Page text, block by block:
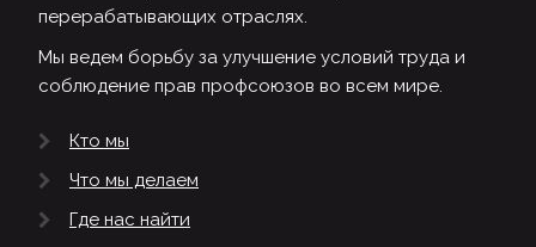
перерабатывающих отраслях.
Мы ведем борьбу за улучшение условий труда и
соблюдение прав профсоюзов во всем мире.
Кто мы
Что мы делаем
Где нас найти